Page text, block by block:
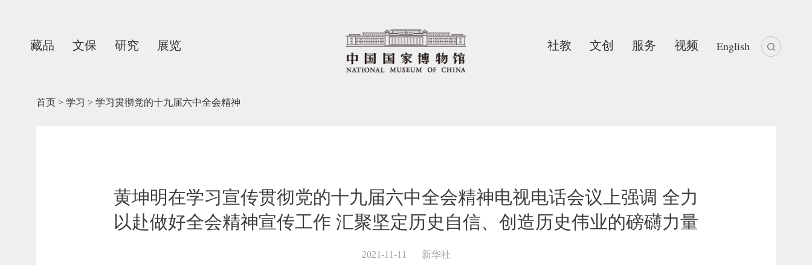
藏品 文保 研究 展览 社教 文创 服务 视频 English
首页 > 学习 > 学习贯彻党的十九届六中全会精神
黄坤明在学习宣传贯彻党的十九届六中全会精神电视电话会议上强调 全力
以赴做好全会精神宣传工作 汇聚坚定历史自信、创造历史伟业的磅礴力量
2021-11-11 新华社